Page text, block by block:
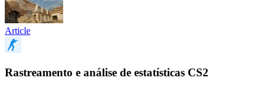
Article
Rastreamento e análise de estatísticas CS2